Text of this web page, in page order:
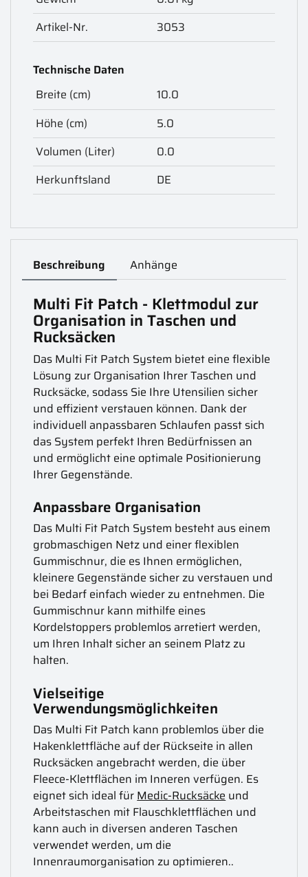
Artikel-Nr.
3053
Technische Daten
Breite (cm)
10.0
Höhe (cm)
5.0
Volumen (Liter)
0.0
Herkunftsland
DE
Beschreibung Anhänge
Multi Fit Patch - Klettmodul zur
Organisation in Taschen und
Rucksäcken
Das Multi Fit Patch System bietet eine flexible
Lösung zur Organisation Ihrer Taschen und
Rucksäcke, sodass Sie Ihre Utensilien sicher
und effizient verstauen können. Dank der
individuell anpassbaren Schlaufen passt sich
das System perfekt Ihren Bedürfnissen an
und ermöglicht eine optimale Positionierung
Ihrer Gegenstände.
Anpassbare Organisation
Das Multi Fit Patch System besteht aus einem
grobmaschigen Netz und einer flexiblen
Gummischnur, die es Ihnen ermöglichen,
kleinere Gegenstände sicher zu verstauen und
bei Bedarf einfach wieder zu entnehmen. Die
Gummischnur kann mithilfe eines
Kordelstoppers problemlos arretiert werden,
um Ihren Inhalt sicher an seinem Platz zu
halten.
Vielseitige
Verwendungsmöglichkeiten
Das Multi Fit Patch kann problemlos über die
Hakenklettfläche auf der Rückseite in allen
Rucksäcken angebracht werden, die über
Fleece-Klettflächen im Inneren verfügen. Es
eignet sich ideal für Medic-Rucksäcke und
Arbeitstaschen mit Flauschklettflächen und
kann auch in diversen anderen Taschen
verwendet werden, um die
Innenraumorganisation zu optimieren..